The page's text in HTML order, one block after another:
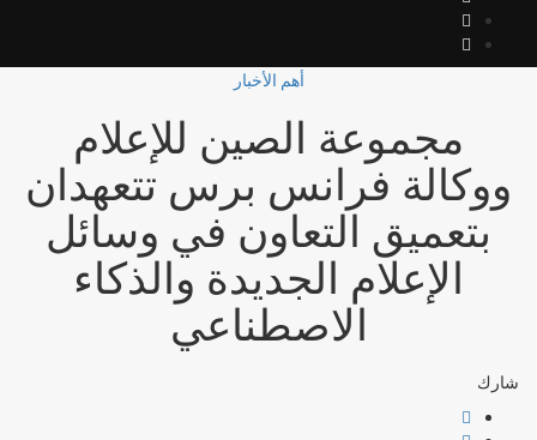
أهم الأخبار
مجموعة الصين للإعلام
ووكالة فرانس برس تتعهدان
بتعميق التعاون في وسائل
الإعلام الجديدة والذكاء
الاصطناعي
شارك